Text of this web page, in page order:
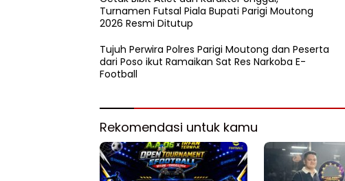
Turnamen Futsal Piala Bupati Parigi Moutong
2026 Resmi Ditutup
Tujuh Perwira Polres Parigi Moutong dan Peserta
dari Poso ikut Ramaikan Sat Res Narkoba E-
Football
Rekomendasi untuk kamu